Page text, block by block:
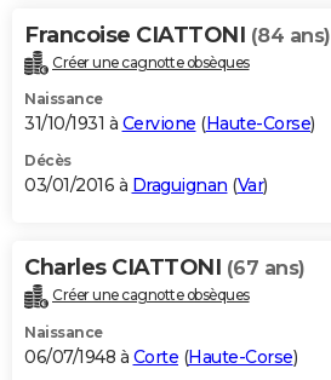
Francoise CIATTONI (84 ans)
Créer une cagnotte obsèques
Naissance
31/10/1931 à Cervione (Haute-Corse)
Décès
03/01/2016 à Draguignan (Var)
Charles CIATTONI (67 ans)
Créer une cagnotte obsèques
Naissance
06/07/1948 à Corte (Haute-Corse)